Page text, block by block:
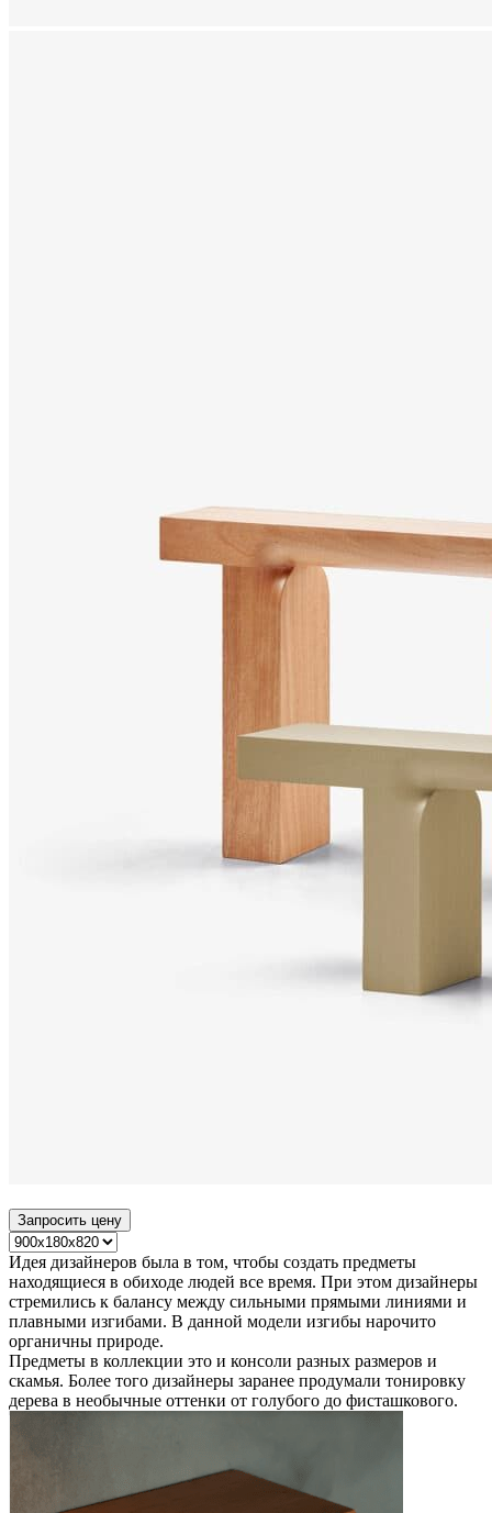
Запросить цену
Идея дизайнеров была в том, чтобы создать предметы
находящиеся в обиходе людей все время. При этом дизайнеры
стремились к балансу между сильными прямыми линиями и
плавными изгибами. В данной модели изгибы нарочито
органичны природе.
Предметы в коллекции это и консоли разных размеров и
скамья. Более того дизайнеры заранее продумали тонировку
дерева в необычные оттенки от голубого до фисташкового.